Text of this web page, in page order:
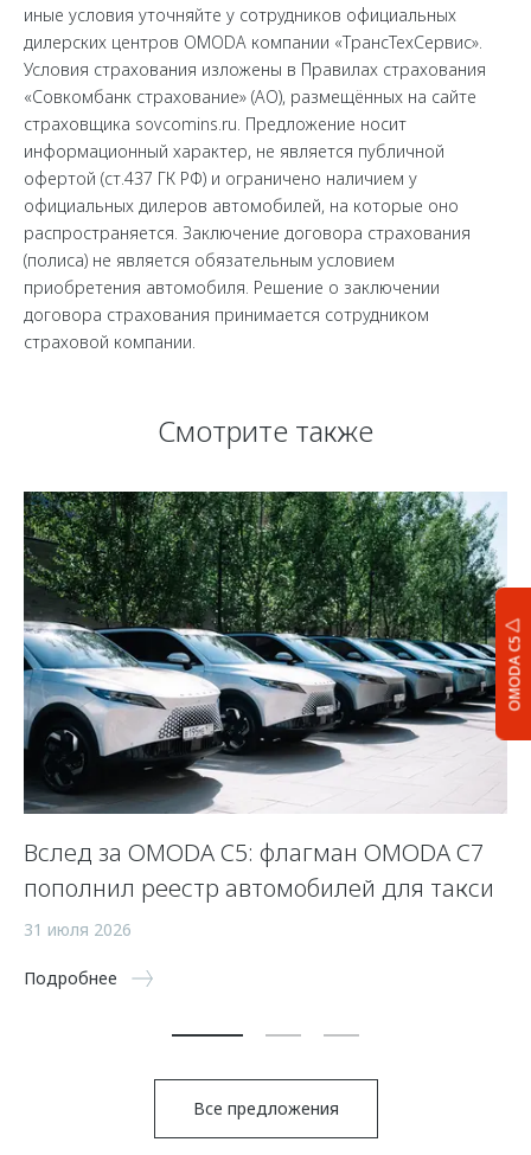
OMODA C5
иные условия уточняйте у сотрудников официальных
дилерских центров OMODA компании «ТрансТехСервис».
Условия страхования изложены в Правилах страхования
«Совкомбанк страхование» (АО), размещённых на сайте
страховщика sovcomins.ru. Предложение носит
информационный характер, не является публичной
офертой (ст.437 ГК РФ) и ограничено наличием у
официальных дилеров автомобилей, на которые оно
распространяется. Заключение договора страхования
(полиса) не является обязательным условием
приобретения автомобиля. Решение о заключении
договора страхования принимается сотрудником
страховой компании.
Смотрите также
Вслед за OMODA C5: флагман OMODA C7
пополнил реестр автомобилей для такси
31 июля 2026
Подробнее
Все предложения